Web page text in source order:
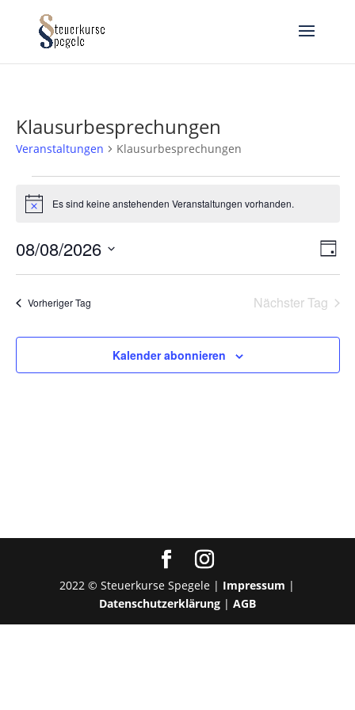
Klausurbesprechungen
Veranstaltungen Klausurbesprechungen
Veranstaltungen
für
August
2026
HinweisEs sind keine anstehenden Veranstaltungen vorhanden.
Tag
08/08/2026
Vorheriger Tag Nächster Tag
Kalender abonnieren
2022 © Steuerkurse Spegele | Impressum |
Datenschutzerklärung| AGB